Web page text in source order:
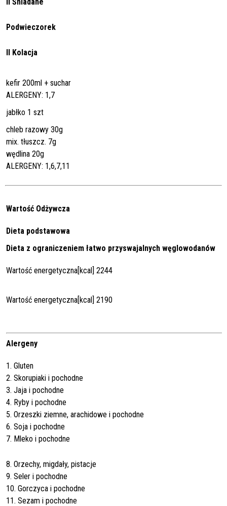
Podwieczorek
II Kolacja
kefir 200ml + suchar
ALERGENY: 1,7
jabłko 1 szt
chleb razowy 30g
mix. tłuszcz. 7g
wędlina 20g
ALERGENY: 1,6,7,11
Wartość Odżywcza
Dieta podstawowa
Dieta z ograniczeniem łatwo przyswajalnych węglowodanów
Wartość energetyczna[kcal] 2244
Wartość energetyczna[kcal] 2190
Alergeny
1. Gluten
2. Skorupiaki i pochodne
3. Jaja i pochodne
4. Ryby i pochodne
5. Orzeszki ziemne, arachidowe i pochodne
6. Soja i pochodne
7. Mleko i pochodne
8. Orzechy, migdały, pistacje
9. Seler i pochodne
10. Gorczyca i pochodne
11. Sezam i pochodne